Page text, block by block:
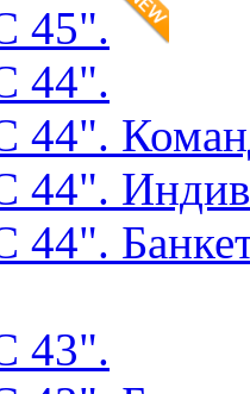
45".
44".
44".
43".